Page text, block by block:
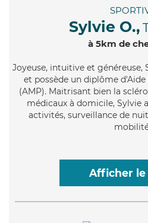
Sylvie O.,
à 5km de
Joyeuse, intuitive et généreuse,
et possède un diplôme
(AMP). Maitrisant bien la
médicaux à domicile, Sylvie
activités, surveillance de
Afficher le